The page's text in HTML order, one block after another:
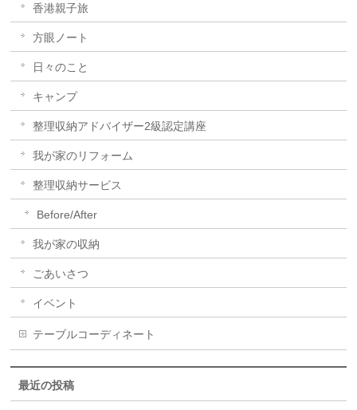
香港親子旅
方眼ノート
日々のこと
キャンプ
整理収納アドバイザー2級認定講座
我が家のリフォーム
整理収納サービス
Before/After
我が家の収納
ごあいさつ
イベント
テーブルコーディネート
最近の投稿